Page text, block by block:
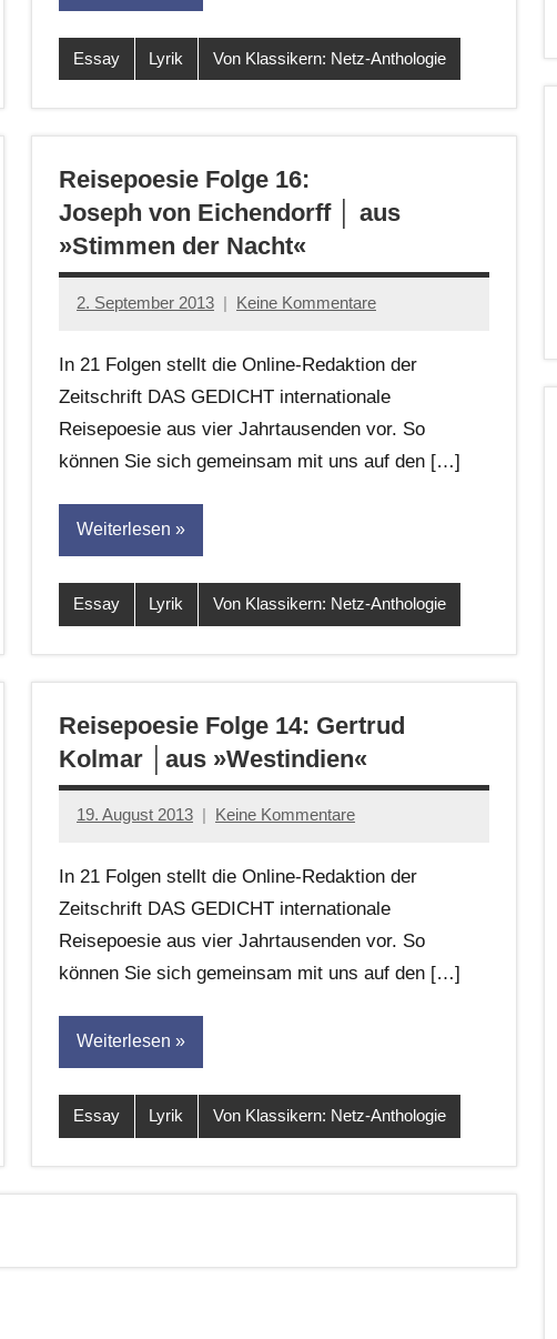
Essay Lyrik Von Klassikern: Netz-Anthologie
Reisepoesie Folge 16:
Joseph von Eichendorff │ aus
»Stimmen der Nacht«
2. September 2013
Anton
Leitner
Keine Kommentare
In 21 Folgen stellt die Online-Redaktion der
Zeitschrift DAS GEDICHT internationale
Reisepoesie aus vier Jahrtausenden vor. So
können Sie sich gemeinsam mit uns auf den […]
Weiterlesen
Essay Lyrik Von Klassikern: Netz-Anthologie
Reisepoesie Folge 14: Gertrud
Kolmar │aus »Westindien«
19. August 2013
Anton
Leitner
Keine Kommentare
In 21 Folgen stellt die Online-Redaktion der
Zeitschrift DAS GEDICHT internationale
Reisepoesie aus vier Jahrtausenden vor. So
können Sie sich gemeinsam mit uns auf den […]
Weiterlesen
Essay Lyrik Von Klassikern: Netz-Anthologie